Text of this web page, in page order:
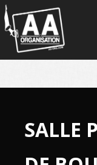
Panneau de gestion des
SALLE